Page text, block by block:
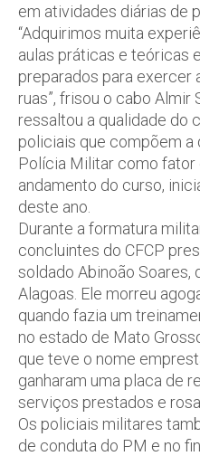
em atividades diárias de
“Adquirimos muita
aulas práticas e teóricas
preparados para exercer
ruas”, frisou o cabo Almir
ressaltou a qualidade do
policiais que compõem a
Polícia Militar como fator
andamento do curso,
deste ano.
Durante a formatura
concluintes do CFCP
soldado Abinoão Soares,
Alagoas. Ele morreu
quando fazia um
no estado de Mato
que teve o nome
ganharam uma placa de
serviços prestados e
Os policiais militares
de conduta do PM e no